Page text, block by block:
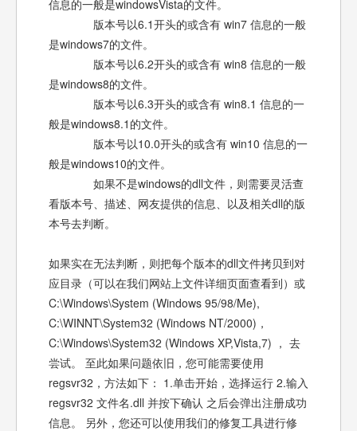
信息的一般是windowsVista的文件。
版本号以6.1开头的或含有 win7 信息的一般
是windows7的文件。
版本号以6.2开头的或含有 win8 信息的一般
是windows8的文件。
版本号以6.3开头的或含有 win8.1 信息的一
般是windows8.1的文件。
版本号以10.0开头的或含有 win10 信息的一
般是windows10的文件。
如果不是windows的dll文件，则需要灵活查
看版本号、描述、网友提供的信息、以及相关dll的版
本号去判断。
如果实在无法判断，则把每个版本的dll文件拷贝到对
应目录（可以在我们网站上文件详细页面查看到）或
C:\Windows\System (Windows 95/98/Me),
C:\WINNT\System32 (Windows NT/2000)，
C:\Windows\System32 (Windows XP,Vista,7) ， 去
尝试。 至此如果问题依旧，您可能需要使用
regsvr32，方法如下： 1.单击开始，选择运行 2.输入
regsvr32 文件名.dll 并按下确认 之后会弹出注册成功
信息。 另外，您还可以使用我们的修复工具进行修